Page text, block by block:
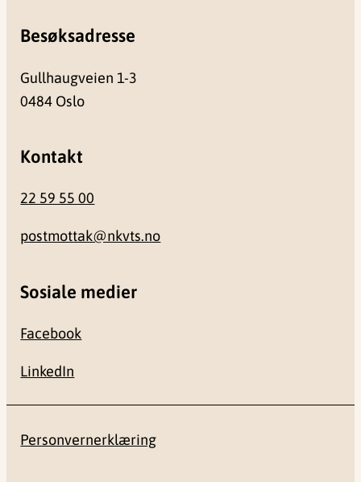
Besøksadresse
Gullhaugveien 1-3
0484 Oslo
Kontakt
22 59 55 00
postmottak@nkvts.no
Sosiale medier
Facebook
LinkedIn
Personvernerklæring